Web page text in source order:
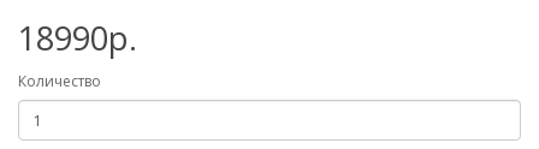
18990р.
Количество